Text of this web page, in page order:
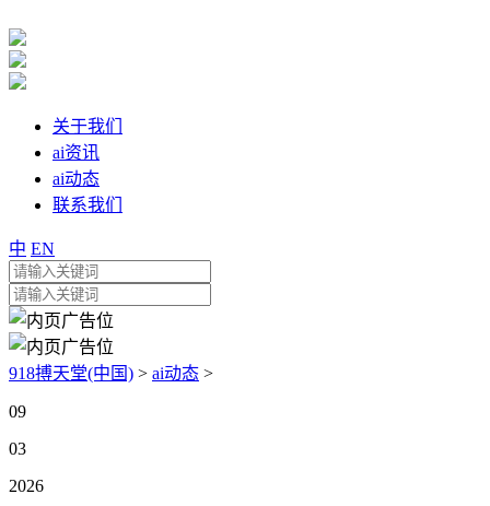
关于我们
ai资讯
ai动态
联系我们
中 EN
918搏天堂(中国) > ai动态 >
09
03
2026